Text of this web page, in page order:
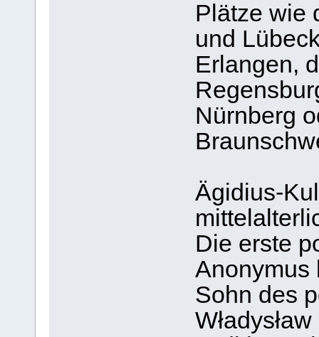
Plätze wie
und
Erlangen,
Nürnberg
Ägidius-
Die erste
Anonymus
Sohn des